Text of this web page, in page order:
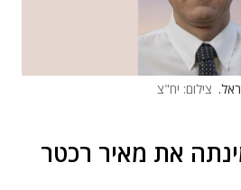
צילום: יח"צ
את מאיר רכטר